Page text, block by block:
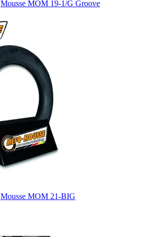
Mousse MOM 19-1/G Groove
Mousse MOM 21-BIG